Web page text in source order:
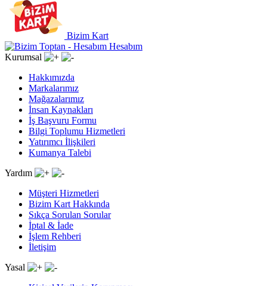
Bizim Kart
Hesabım
Kurumsal
Hakkımızda
Markalarımız
Mağazalarımız
İnsan Kaynakları
İş Başvuru Formu
Bilgi Toplumu Hizmetleri
Yatırımcı İlişkileri
Kumanya Talebi
Yardım
Müşteri Hizmetleri
Bizim Kart Hakkında
Sıkça Sorulan Sorular
İptal & İade
İşlem Rehberi
İletişim
Yasal